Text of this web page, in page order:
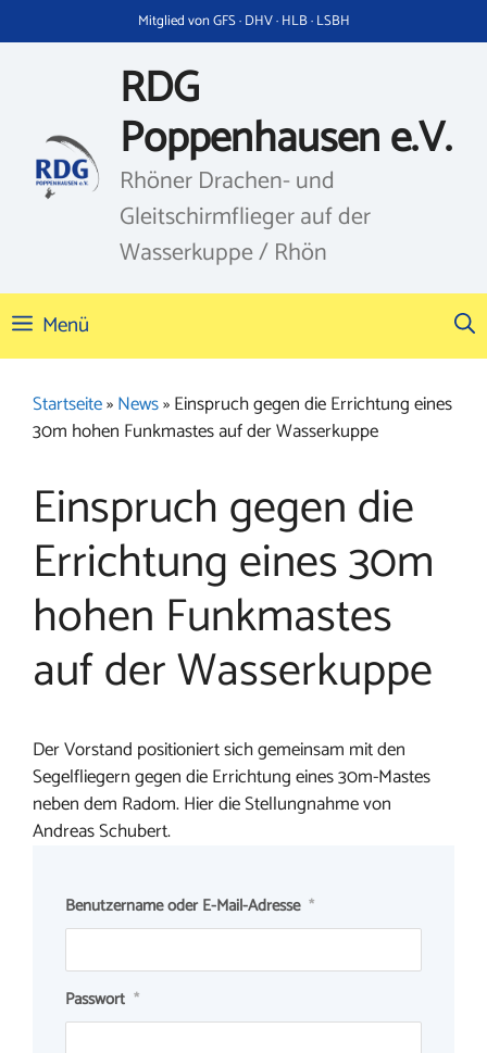
Inhalt
Mitglied von GFS · DHV · HLB · LSBH
RDG
Poppenhausen e.V.
Rhöner Drachen- und
Gleitschirmflieger auf der
Wasserkuppe / Rhön
Menü
Startseite»News»Einspruch gegen die Errichtung eines
30m hohen Funkmastes auf der Wasserkuppe
Einspruch gegen die
Errichtung eines 30m
hohen Funkmastes
auf der Wasserkuppe
Der Vorstand positioniert sich gemeinsam mit den
Segelfliegern gegen die Errichtung eines 30m-Mastes
neben dem Radom. Hier die Stellungnahme von
Andreas Schubert.
Benutzername oder E-Mail-Adresse *
Passwort *